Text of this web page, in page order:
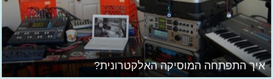
איך התפתחה המוסיקה האלקטרונית?